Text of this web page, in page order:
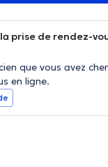
prise de rendez-
que vous avez
en ligne.